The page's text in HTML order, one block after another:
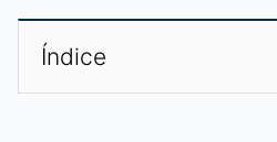
Índice